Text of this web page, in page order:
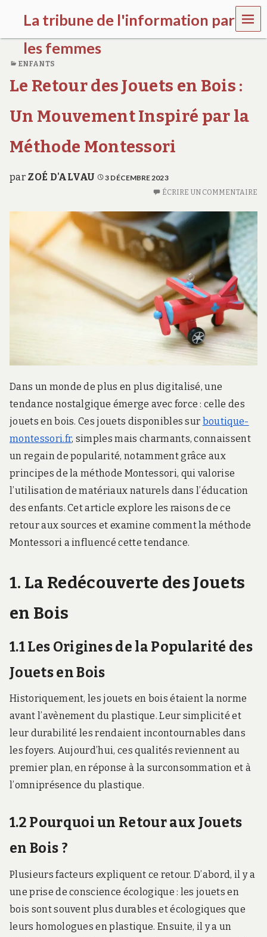
La tribune de l'information par
les femmes
a
t
i
u
n
w
a
w
MEN
U
ENFANTS
Le Retour des Jouets en Bois :
Un Mouvement Inspiré par la
Méthode Montessori
par ZOÉ D'ALVAU 3 DÉCEMBRE 2023
ÉCRIRE UN COMMENTAIRE
Dans un monde de plus en plus digitalisé, une
tendance nostalgique émerge avec force : celle des
jouets en bois. Ces jouets disponibles sur boutique-
montessori.fr, simples mais charmants, connaissent
un regain de popularité, notamment grâce aux
principes de la méthode Montessori, qui valorise
l’utilisation de matériaux naturels dans l’éducation
des enfants. Cet article explore les raisons de ce
retour aux sources et examine comment la méthode
Montessori a influencé cette tendance.
1. La Redécouverte des Jouets
en Bois
1.1 Les Origines de la Popularité des
Jouets en Bois
Historiquement, les jouets en bois étaient la norme
avant l’avènement du plastique. Leur simplicité et
leur durabilité les rendaient incontournables dans
les foyers. Aujourd’hui, ces qualités reviennent au
premier plan, en réponse à la surconsommation et à
l’omniprésence du plastique.
1.2 Pourquoi un Retour aux Jouets
en Bois ?
Plusieurs facteurs expliquent ce retour. D’abord, il y a
une prise de conscience écologique : les jouets en
bois sont souvent plus durables et écologiques que
leurs homologues en plastique. Ensuite, il y a un